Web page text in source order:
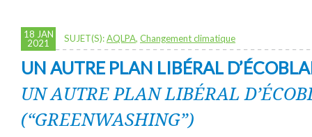
18 JAN
2021
SUJET(S):AQLPA, Changement climatique
UN AUTRE PLAN LIBÉRAL
UN AUTRE PLAN LIBÉRAL
(“GREENWASHING”)